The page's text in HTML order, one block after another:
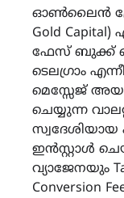
ഓൺലൈൻ
Gold
ഫേസ് ബുക്ക്
ടെലഗ്രാം
മെസ്സേജ് അയച്ച്
ചെയ്യുന്ന
സ്വദേശിയായ
ഇൻസ്റ്റാൾ
വ്യാജേനയും
Conversion